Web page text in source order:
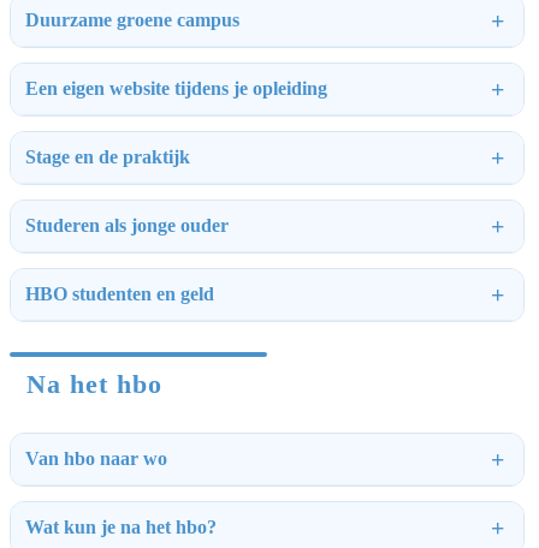
Duurzame groene campus
Een eigen website tijdens je opleiding
Stage en de praktijk
Studeren als jonge ouder
HBO studenten en geld
Na het hbo
Van hbo naar wo
Wat kun je na het hbo?